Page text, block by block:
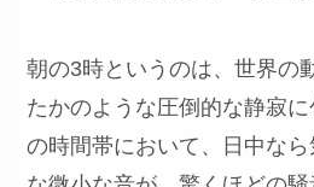
朝の3時というのは、世界の
たかのような圧倒的な静寂
の時間帯において、日中な